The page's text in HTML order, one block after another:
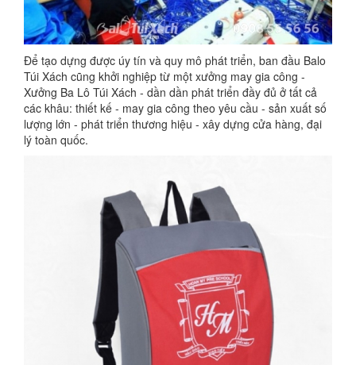
Để tạo dựng được úy tín và quy mô phát triển, ban đầu Balo
Túi Xách cũng khởi nghiệp từ một xưởng may gia công -
Xưởng Ba Lô Túi Xách - dần dần phát triển đầy đủ ở tất cả
các khâu: thiết kế - may gia công theo yêu cầu - sản xuất số
lượng lớn - phát triển thương hiệu - xây dựng cửa hàng, đại
lý toàn quốc.